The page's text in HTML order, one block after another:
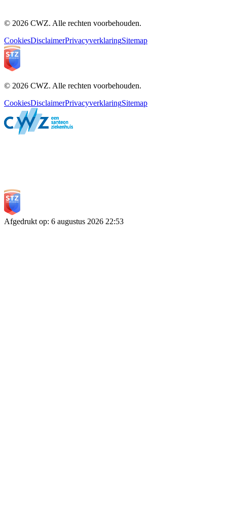
© 2026 CWZ. Alle rechten voorbehouden.
CookiesDisclaimerPrivacyverklaringSitemap
© 2026 CWZ. Alle rechten voorbehouden.
CookiesDisclaimerPrivacyverklaringSitemap
Afgedrukt op: 6 augustus 2026 22:53